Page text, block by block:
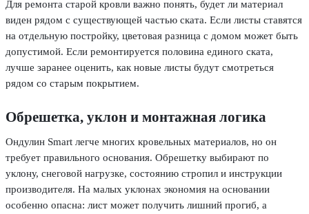
Для ремонта старой кровли важно понять, будет ли материал
виден рядом с существующей частью ската. Если листы ставятся
на отдельную постройку, цветовая разница с домом может быть
допустимой. Если ремонтируется половина единого ската,
лучше заранее оценить, как новые листы будут смотреться
рядом со старым покрытием.
Обрешетка, уклон и монтажная логика
Ондулин Smart легче многих кровельных материалов, но он
требует правильного основания. Обрешетку выбирают по
уклону, снеговой нагрузке, состоянию стропил и инструкции
производителя. На малых уклонах экономия на основании
особенно опасна: лист может получить лишний прогиб, а